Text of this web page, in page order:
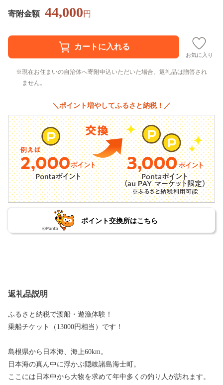
寄附金額 44,000円
お気に入り
現在お住まいの自治体へ寄附申込いただいた場合、返礼品は贈答され
ません。
＼ポイント増やしてふるさと納税！／
ポイント交換所はこちら
返礼品説明
ふるさと納税で渡船・遊漁体験！
乗船チケット（13000円相当）です！
島根県から日本海、海上60km。
日本海の真ん中に浮かぶ隠岐諸島海士町。
ここには日本中から大物を求めて年中多くの釣り人が訪れます。